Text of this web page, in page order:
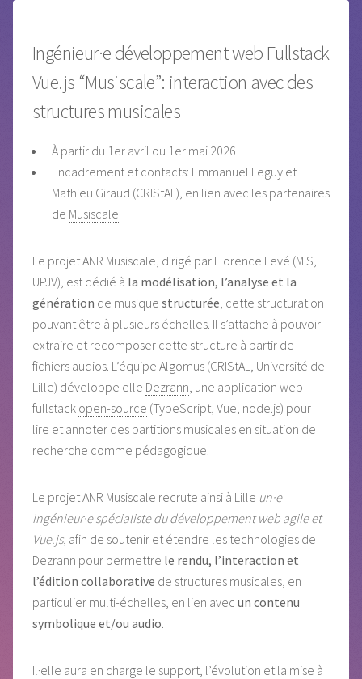
Ingénieur·e développement web Fullstack
Vue.js “Musiscale”: interaction avec des
structures musicales
À partir du 1er avril ou 1er mai 2026
Encadrement et contacts: Emmanuel Leguy et
Mathieu Giraud (CRIStAL), en lien avec les partenaires
de Musiscale
Le projet ANR Musiscale , dirigé par Florence Levé (MIS,
UPJV), est dédié à la modélisation, l’analyse et la
génération de musique structurée , cette structuration
pouvant être à plusieurs échelles. Il s’attache à pouvoir
extraire et recomposer cette structure à partir de
fichiers audios. L’équipe Algomus (CRIStAL, Université de
Lille) développe elle Dezrann , une application web
fullstack open-source (TypeScript, Vue, node.js) pour
lire et annoter des partitions musicales en situation de
recherche comme pédagogique.
Le projet ANR Musiscale recrute ainsi à Lille un·e
ingénieur·e spécialiste du développement web agile et
Vue.js, afin de soutenir et étendre les technologies de
Dezrann pour permettre le rendu, l’interaction et
l’édition collaborative de structures musicales, en
particulier multi-échelles, en lien avec un contenu
symbolique et/ou audio
Il·elle aura en charge le support, l’évolution et la mise à